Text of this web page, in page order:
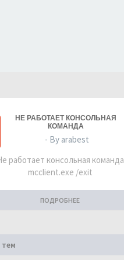
НЕ РАБОТАЕТ КОНСОЛЬНАЯ
КОМАНДА
- By arabest
работает консольная команда
mcclient.exe /exit
ПОДРОБНЕЕ